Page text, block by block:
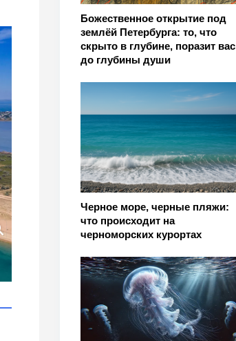
Божественное открытие под
землёй Петербурга: то, что
скрыто в глубине, поразит вас
до глубины души
Черное море, черные пляжи:
что происходит на
черноморских курортах